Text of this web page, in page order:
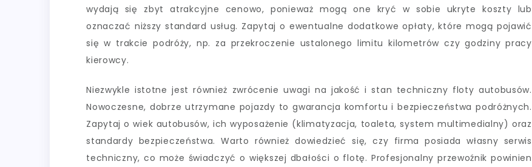
wydają się zbyt atrakcyjne cenowo, ponieważ mogą one kryć w sobie ukryte koszty lub
oznaczać niższy standard usług. Zapytaj o ewentualne dodatkowe opłaty, które mogą pojawić
się w trakcie podróży, np. za przekroczenie ustalonego limitu kilometrów czy godziny pracy
kierowcy.
Niezwykle istotne jest również zwrócenie uwagi na jakość i stan techniczny floty autobusów.
Nowoczesne, dobrze utrzymane pojazdy to gwarancja komfortu i bezpieczeństwa podróżnych.
Zapytaj o wiek autobusów, ich wyposażenie (klimatyzacja, toaleta, system multimedialny) oraz
standardy bezpieczeństwa. Warto również dowiedzieć się, czy firma posiada własny serwis
techniczny, co może świadczyć o większej dbałości o flotę. Profesjonalny przewoźnik powinien